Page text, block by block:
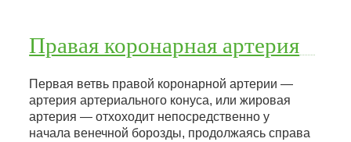
Правая коронарная артерия
Первая ветвь правой коронарной артерии —
артерия артериального конуса, или жировая
артерия — отхоходит непосредственно у
начала венечной борозды, продолжаясь справа